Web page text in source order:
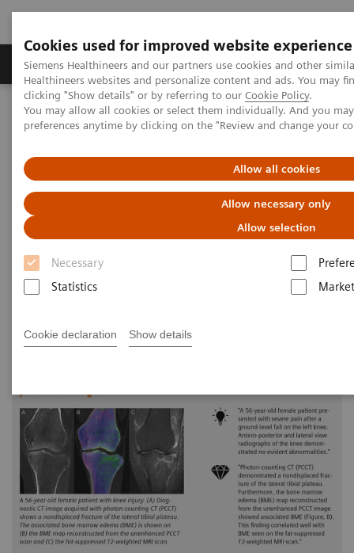
Cookies used for improved website experience
Siemens Healthineers and our partners use cookies and other
Healthineers websites and personalize content and ads. You may
clicking "Show details" or by referring to our Cookie Policy.
You may allow all cookies or select them individually. And you
preferences anytime by clicking on the "Review and change your
Allow all cookies
Allow necessary only
Allow selection
Necessary
Statistics
Cookie declaration Show details
Produkte & Services Fachbereiche
Home Medizinische Bildgebung
Computertomographie
Die NAEOTOM Alpha-Klasse
NAEOTOM Alpha®
Bone marrow edema at photon-counting CT
Bone marrow edema at photon-
counting CT